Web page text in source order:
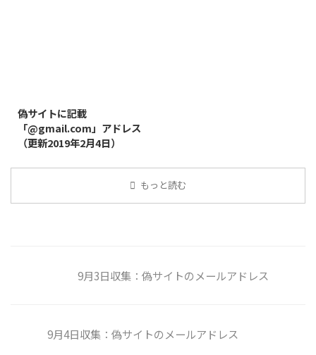
偽サイトに記載
「@gmail.com」アドレス
（更新2019年2月4日）
もっと読む
9月3日収集：偽サイトのメールアドレス
9月4日収集：偽サイトのメールアドレス